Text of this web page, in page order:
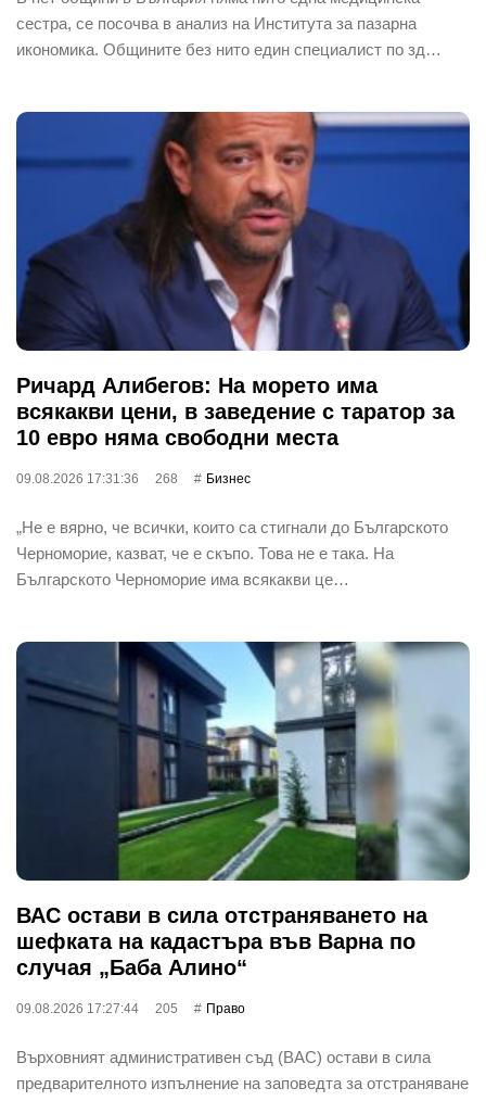
сестра, се посочва в анализ на Института за пазарна
икономика. Общините без нито един специалист по зд…
Ричард Алибегов: На морето има
всякакви цени, в заведение с таратор за
10 евро няма свободни места
09.08.2026 17:31:36 268 Бизнес
„Не е вярно, че всички, които са стигнали до Българското
Черноморие, казват, че е скъпо. Това не е така. На
Българското Черноморие има всякакви це…
ВАС остави в сила отстраняването на
шефката на кадастъра във Варна по
случая „Баба Алино“
09.08.2026 17:27:44 205 Право
Върховният административен съд (ВАС) остави в сила
предварителното изпълнение на заповедта за отстраняване